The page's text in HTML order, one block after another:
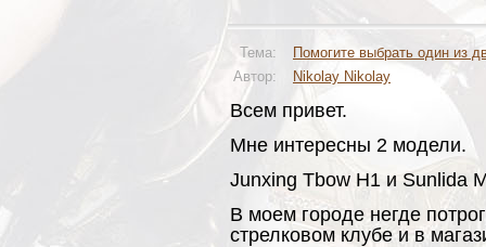
Тема:
Помогите выбрать один из
Автор:
Nikolay Nikolay
Всем привет.
Мне интересны 2 модели.
Junxing Tbow H1 и Sunlida
В моем городе негде
стрелковом клубе и в